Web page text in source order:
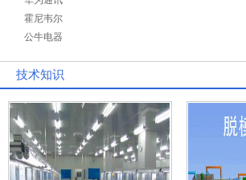
霍尼韦尔
公牛电器
技术知识